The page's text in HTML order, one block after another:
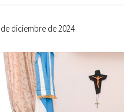
diciembre de 2024